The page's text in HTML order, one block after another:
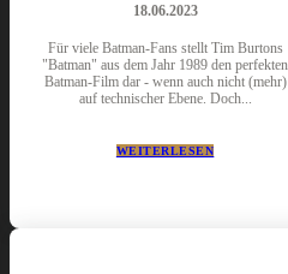
18.06.2023
Für viele Batman-Fans stellt Tim Burtons
"Batman" aus dem Jahr 1989 den perfekten
Batman-Film dar - wenn auch nicht (mehr)
auf technischer Ebene. Doch...
WEITERLESEN